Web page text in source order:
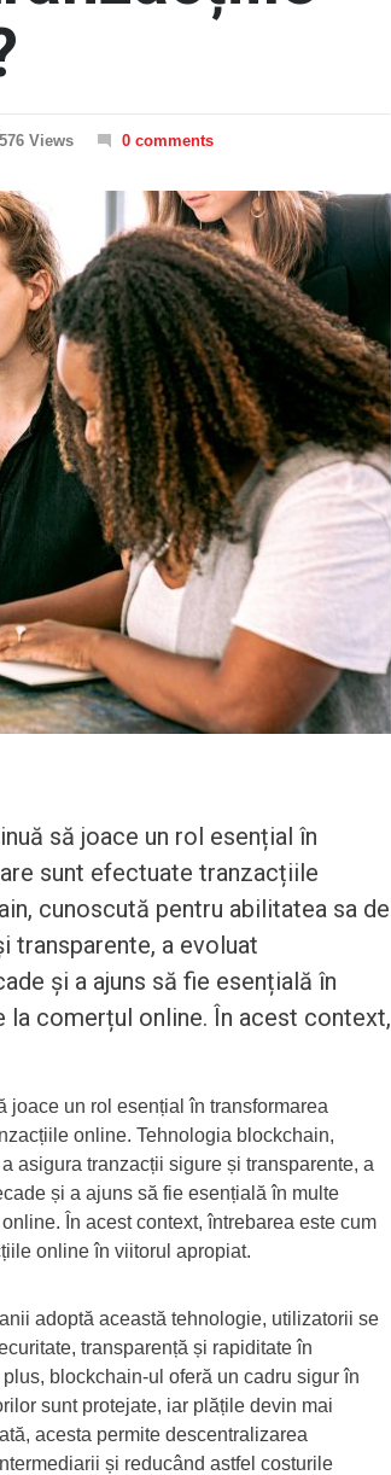
576 Views 0 comments
să joace un rol esențial în
sunt efectuate tranzacțiile
cunoscută pentru abilitatea sa de
transparente, a evoluat
și a ajuns să fie esențială în
la comerțul online. În acest context,
joace un rol esențial în transformarea
online. Tehnologia blockchain,
asigura tranzacții sigure și transparente, a
și a ajuns să fie esențială în multe
În acest context, întrebarea este cum
online în viitorul apropiat.
adoptă această tehnologie, utilizatorii se
transparență și rapiditate în
blockchain-ul oferă un cadru sigur în
sunt protejate, iar plățile devin mai
acesta permite descentralizarea
și reducând astfel costurile